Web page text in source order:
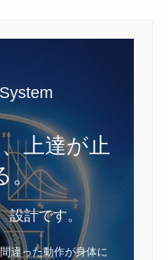
上達が止
。
設計です。
違った動作が身体に